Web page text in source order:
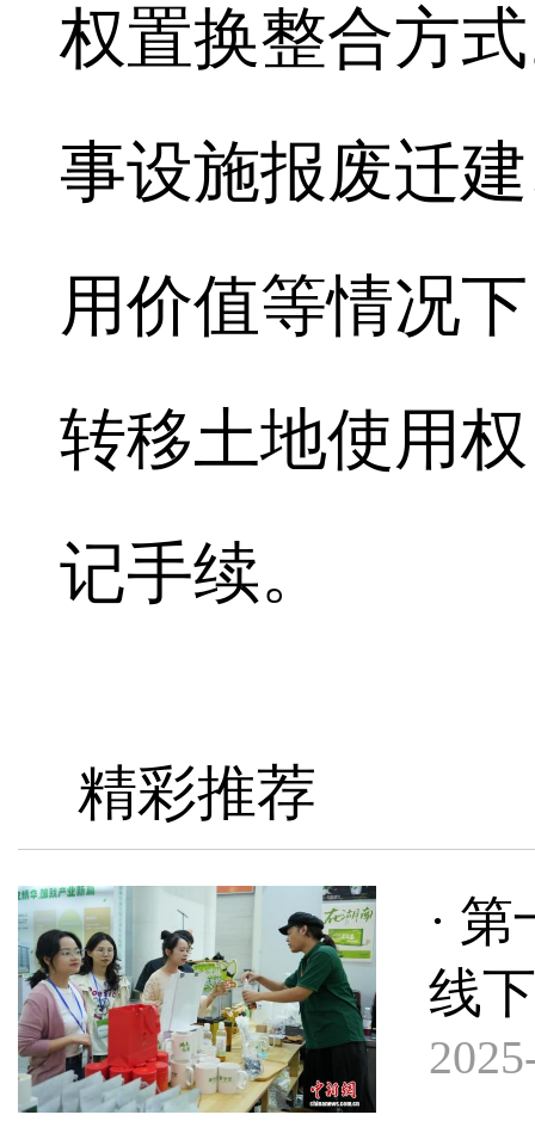
权置换整合方
事设施报废迁
用价值等情况
转移土地使用
记手续。
精彩推荐
·
线